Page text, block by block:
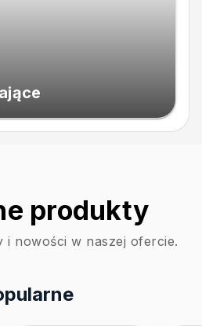
produkty
i nowości w naszej ofercie.